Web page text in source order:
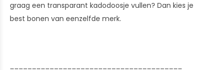
graag een transparant kadodoosje vullen? Dan kies je
best bonen van eenzelfde merk.